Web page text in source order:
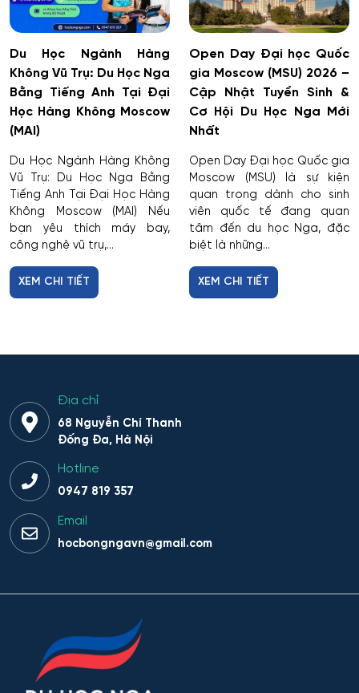
Du Học Ngành Hàng
Không Vũ Trụ: Du Học Nga
Bằng Tiếng Anh Tại Đại
Học Hàng Không Moscow
(MAI)
Du Học Ngành Hàng Không
Vũ Trụ: Du Học Nga Bằng
Tiếng Anh Tại Đại Học Hàng
Không Moscow (MAI) Nếu
bạn yêu thích máy bay,
công nghệ vũ trụ,...
XEM CHI TIẾT
Open Day Đại học Quốc
gia Moscow (MSU) 2026 –
Cập Nhật Tuyển Sinh &
Cơ Hội Du Học Nga Mới
Nhất
Open Day Đại học Quốc gia
Moscow (MSU) là sự kiện
quan trọng dành cho sinh
viên quốc tế đang quan
tâm đến du học Nga, đặc
biệt là những...
XEM CHI TIẾT
Địa chỉ
68 Nguyễn Chí Thanh
Đống Đa, Hà Nội
Hotline
0947 819 357
Email
hocbongngavn@gmail.com